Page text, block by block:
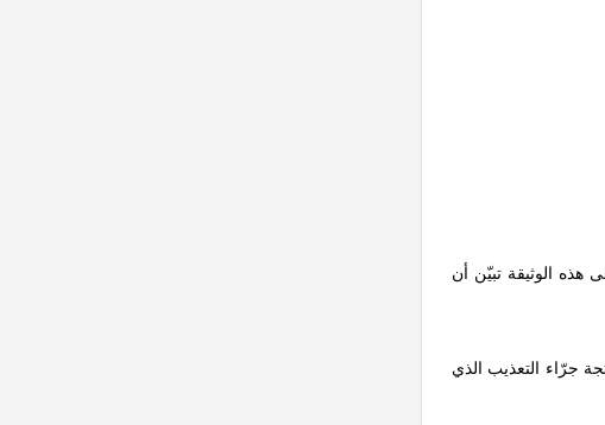
سريّ. وبالاطلاع على هذه الوثيقة تبيّن أن
جرّاء التعذيب الذي